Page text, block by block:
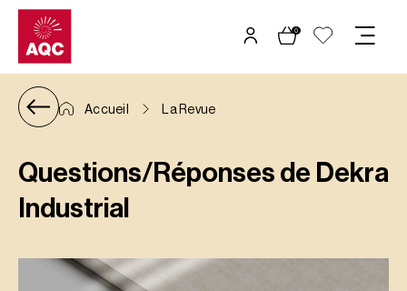
Panneau de gestion des cookies
0
Accueil La Revue
Questions/Réponses de Dekra
Industrial